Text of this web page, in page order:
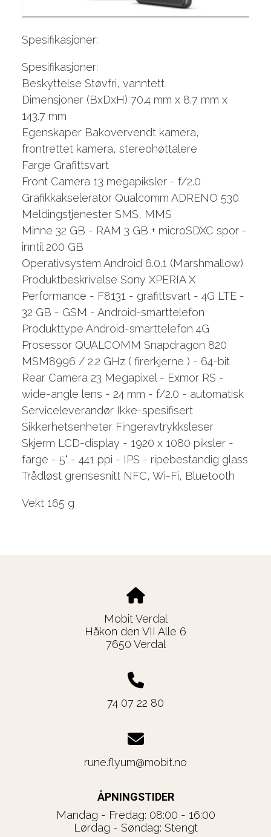
Spesifikasjoner:
Spesifikasjoner:
Beskyttelse Støvfri, vanntett
Dimensjoner (BxDxH) 70.4 mm x 8.7 mm x
143.7 mm
Egenskaper Bakovervendt kamera,
frontrettet kamera, stereohøttalere
Farge Grafittsvart
Front Camera 13 megapiksler - f/2.0
Grafikkakselerator Qualcomm ADRENO 530
Meldingstjenester SMS, MMS
Minne 32 GB - RAM 3 GB + microSDXC spor -
inntil 200 GB
Operativsystem Android 6.0.1 (Marshmallow)
Produktbeskrivelse Sony XPERIA X
Performance - F8131 - grafittsvart - 4G LTE -
32 GB - GSM - Android-smarttelefon
Produkttype Android-smarttelefon 4G
Prosessor QUALCOMM Snapdragon 820
MSM8996 / 2.2 GHz ( firerkjerne ) - 64-bit
Rear Camera 23 Megapixel - Exmor RS -
wide-angle lens - 24 mm - f/2.0 - automatisk
Serviceleverandør Ikke-spesifisert
Sikkerhetsenheter Fingeravtrykksleser
Skjerm LCD-display - 1920 x 1080 piksler -
farge - 5" - 441 ppi - IPS - ripebestandig glass
Trådløst grensesnitt NFC, Wi-Fi, Bluetooth
Vekt 165 g
Mobit Verdal
Håkon den VII Alle 6
7650 Verdal
74 07 22 80
rune.flyum@mobit.no
ÅPNINGSTIDER
Mandag - Fredag: 08:00 - 16:00
Lørdag - Søndag: Stengt